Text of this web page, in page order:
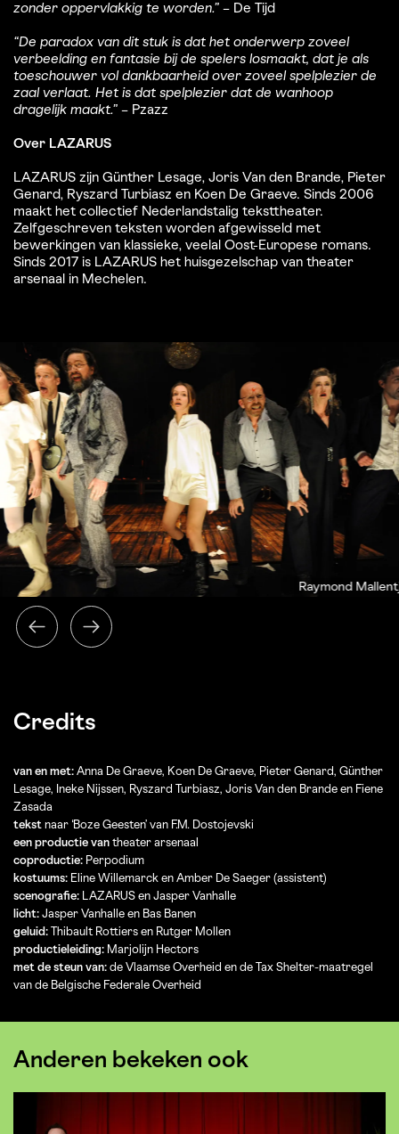
zonder oppervlakkig te worden.” – De Tijd
“De paradox van dit stuk is dat het onderwerp zoveel
verbeelding en fantasie bij de spelers losmaakt, dat je als
toeschouwer vol dankbaarheid over zoveel spelplezier de
zaal verlaat. Het is dat spelplezier dat de wanhoop
dragelijk maakt.” – Pzazz
Over LAZARUS
LAZARUS zijn Günther Lesage, Joris Van den Brande, Pieter
Genard, Ryszard Turbiasz en Koen De Graeve. Sinds 2006
maakt het collectief Nederlandstalig teksttheater.
Zelfgeschreven teksten worden afgewisseld met
bewerkingen van klassieke, veelal Oost-Europese romans.
Sinds 2017 is LAZARUS het huisgezelschap van theater
arsenaal in Mechelen.
Overslaan
Raymond
Credits
van en met: Anna De Graeve, Koen De Graeve, Pieter Genard, Günther
Lesage, Ineke Nijssen, Ryszard Turbiasz, Joris Van den Brande en Fiene
Zasada
tekst naar ‘Boze Geesten’ van F.M. Dostojevski
een productie van theater arsenaal
coproductie: Perpodium
kostuums: Eline Willemarck en Amber De Saeger (assistent)
scenografie: LAZARUS en Jasper Vanhalle
licht: Jasper Vanhalle en Bas Banen
geluid: Thibault Rottiers en Rutger Mollen
productieleiding: Marjolijn Hectors
met de steun van: de Vlaamse Overheid en de Tax Shelter-maatregel
van de Belgische Federale Overheid
Anderen bekeken ook